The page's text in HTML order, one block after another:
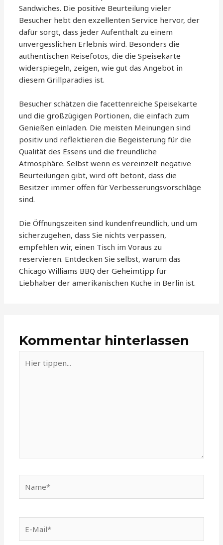
Sandwiches. Die positive Beurteilung vieler
Besucher hebt den exzellenten Service hervor, der
dafür sorgt, dass jeder Aufenthalt zu einem
unvergesslichen Erlebnis wird. Besonders die
authentischen Reisefotos, die die Speisekarte
widerspiegeln, zeigen, wie gut das Angebot in
diesem Grillparadies ist.
Besucher schätzen die facettenreiche Speisekarte
und die großzügigen Portionen, die einfach zum
Genießen einladen. Die meisten Meinungen sind
positiv und reflektieren die Begeisterung für die
Qualität des Essens und die freundliche
Atmosphäre. Selbst wenn es vereinzelt negative
Beurteilungen gibt, wird oft betont, dass die
Besitzer immer offen für Verbesserungsvorschläge
sind.
Die Öffnungszeiten sind kundenfreundlich, und um
sicherzugehen, dass Sie nichts verpassen,
empfehlen wir, einen Tisch im Voraus zu
reservieren. Entdecken Sie selbst, warum das
Chicago Williams BBQ der Geheimtipp für
Liebhaber der amerikanischen Küche in Berlin ist.
Kommentar hinterlassen
tippen...
Mail*